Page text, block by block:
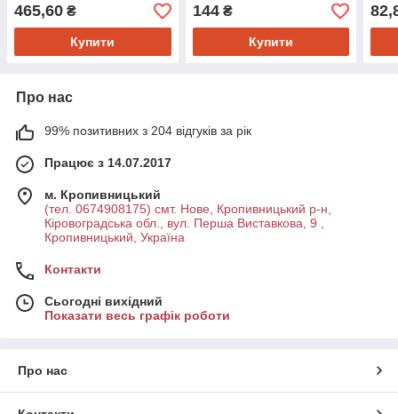
465,60 ₴
Купити
144₴
Купити
Про нас
99% позитивних з 204 відгуків за рік
Працює з 14.07.2017
м. Кропивницький
(тел. 0674908175) смт. Нове, Кропивницький р-н,
Кіровоградська обл., вул. Перша Виставкова, 9 ,
Кропивницький, Україна
Контакти
Сьогодні вихідний
Показати весь графік роботи
Про нас